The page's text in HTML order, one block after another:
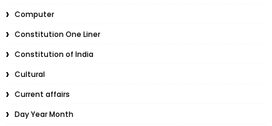
Computer
Constitution One Liner
Constitution of India
Cultural
Current affairs
Day Year Month